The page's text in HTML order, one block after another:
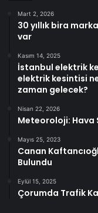
Mart 2, 2026
30 yıllık bira
var
Kasım 14, 2025
İstanbul elektrik
elektrik kesintisi
zaman gelecek?
Nisan 22, 2026
Meteoroloji: Hava
Mayıs 25, 2023
Canan
Bulundu
Eylül 15, 2025
Çorumda Trafik